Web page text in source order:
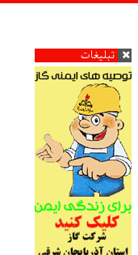
تبلیغات